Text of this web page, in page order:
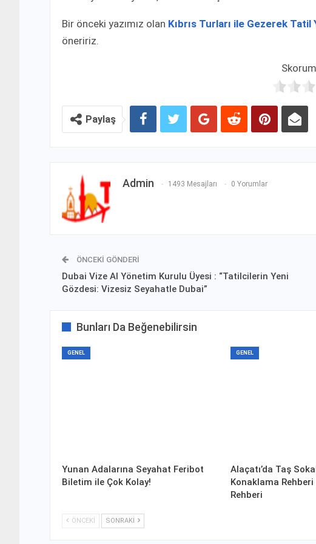
Bir önceki yazımız olan Kıbrıs Turları ile Gezerek Tatil
öneririz.
Paylaş
Admin 1493 Mesajları 0 Yorumlar
ÖNCEKI GÖNDERI
Dubai Vize Al Yönetim Kurulu Üyesi : “Tatilcilerin Yeni
Gözdesi: Vizesiz Seyahatle Dubai”
Bunları Da Beğenebilirsin
GENEL
Yunan Adalarına Seyahat Feribot
Biletim ile Çok Kolay!
GENEL
Alaçatı’da Taş
Konaklama
Rehberi
ÖNCEKI SONRAKI